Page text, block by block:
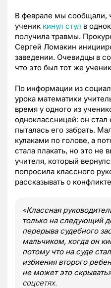
В феврале мы сообщали,
ученик кинул стул в
получила травмы.
Сергей Ломакин
заведении. Очевидцы в
что это был тот же
По информации из
урока математики
время у одного из
одноклассницей: он стал
пыталась его забрать.
кулаками по голове, а
стала плакать, но это не
учителя, который
попросила классного
рассказывать о
«Классная
только на следующий
перерыва судебного
мальчиком, когда он
потому что на суде
избиения второго
не может это скрывать
соцсетях.